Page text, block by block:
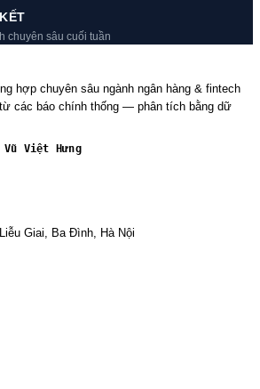
chuyên sâu cuối tuần
hợp chuyên sâu ngành ngân hàng & fintech
các báo chính thống — phân tích bằng dữ
Vũ Việt Hưng
Giai, Ba Đình, Hà Nội